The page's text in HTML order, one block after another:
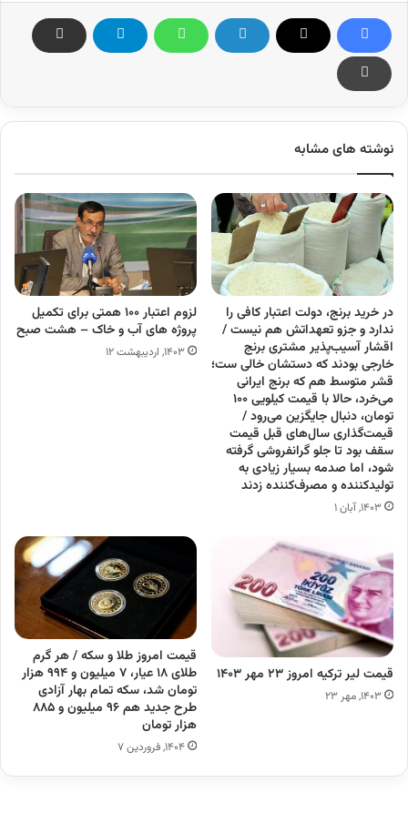
نوشته های مشابه
در خرید برنج، دولت اعتبار کافی را
ندارد و جزو تعهداتش هم نیست /
اقشار آسیب‌پذیر مشتری برنج
خارجی بودند که دستشان خالی ست؛
قشر متوسط هم که برنج ایرانی
می‌خرد، حالا با قیمت کیلویی ۱۰۰
تومان، دنبال جایگزین می‌رود /
قیمت‌گذاری سال‌های قبل قیمت
سقف بود تا جلو گرانفروشی گرفته
شود، اما صدمه بسیار زیادی به
تولیدکننده و مصرف‌کننده زدند
۱۴۰۳, آبان ۱
لزوم اعتبار ۱۰۰ همتی برای تکمیل
پروژه‌ های آب و خاک – هشت صبح
۱۴۰۳, اردیبهشت ۱۲
قیمت لیر ترکیه امروز ۲۳ مهر ۱۴۰۳
۱۴۰۳, مهر ۲۳
قیمت امروز طلا و سکه / هر گرم
طلای ۱۸ عیار، ۷ میلیون و ۹۹۴ هزار
تومان شد، سکه تمام بهار آزادی
طرح جدید هم ۹۶ میلیون و ۸۸۵
هزار تومان
۱۴۰۴, فروردین ۷